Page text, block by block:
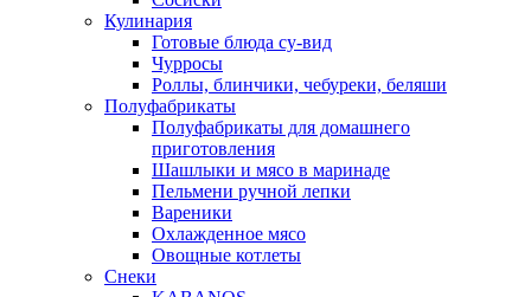
Кулинария
Готовые блюда су-вид
Чурросы
Роллы, блинчики, чебуреки, беляши
Полуфабрикаты
Полуфабрикаты для домашнего
приготовления
Шашлыки и мясо в маринаде
Пельмени ручной лепки
Вареники
Охлажденное мясо
Овощные котлеты
Снеки